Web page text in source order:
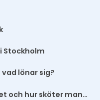
Stockholm
lönar sig?
Microcement golv - vad tål det och hur sköter man det?